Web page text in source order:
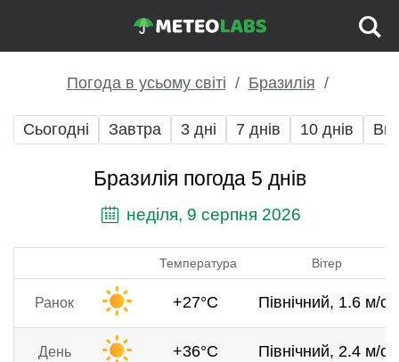
Погода в усьому світі Бразилія
Сьогодні Завтра 3 дні 7 днів 10 днів
Бразилія погода 5 днів
неділя, 9 серпня 2026
Температура Вітер
Ранок +27°C Північний, 1.6 м/с
День +36°C Північний, 2.4 м/с